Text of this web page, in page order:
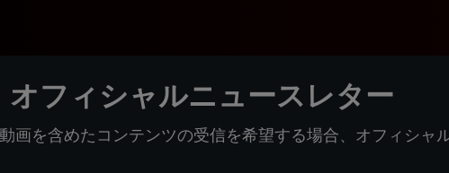
オフィシャルニュースレター
画を含めたコンテンツの受信を希望する場合、オフィシャ